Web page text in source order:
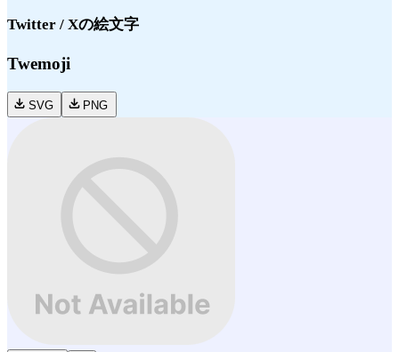
Twitter / Xの絵文字
Twemoji
SVG PNG